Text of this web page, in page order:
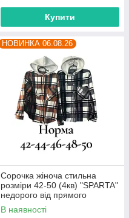
Купити
НОВИНКА 06.08.26
Сорочка жіноча стильна
розміри 42-50 (4кв) "SPARTA"
недорого від прямого
постачальника
В наявності